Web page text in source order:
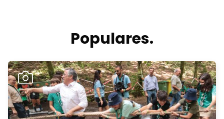
Populares.